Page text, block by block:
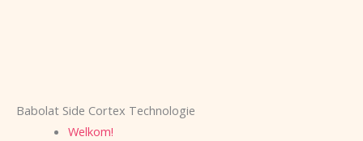
Babolat Side Cortex Technologie
Welkom!